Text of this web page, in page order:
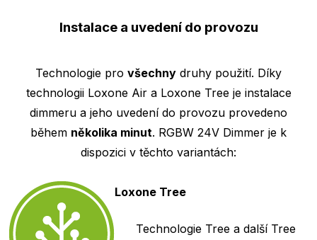
Instalace a uvedení do provozu
Technologie pro všechny druhy použití. Díky
technologii Loxone Air a Loxone Tree je instalace
dimmeru a jeho uvedení do provozu provedeno
během několika minut. RGBW 24V Dimmer je k
dispozici v těchto variantách:
Loxone Tree
Technologie Tree a další Tree